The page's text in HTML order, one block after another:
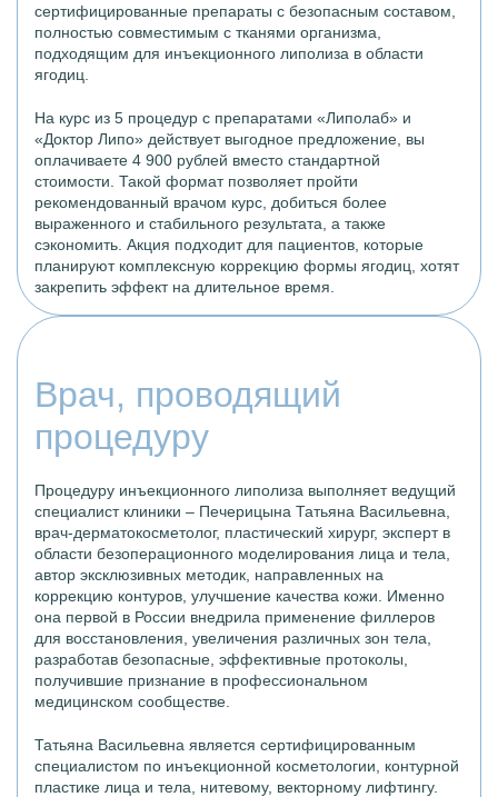
сертифицированные препараты с безопасным составом,
полностью совместимым с тканями организма,
подходящим для инъекционного липолиза в области
ягодиц.
На курс из 5 процедур с препаратами «Липолаб» и
«Доктор Липо» действует выгодное предложение, вы
оплачиваете 4 900 рублей вместо стандартной
стоимости. Такой формат позволяет пройти
рекомендованный врачом курс, добиться более
выраженного и стабильного результата, а также
сэкономить. Акция подходит для пациентов, которые
планируют комплексную коррекцию формы ягодиц, хотят
закрепить эффект на длительное время.
Врач, проводящий
процедуру
Процедуру инъекционного липолиза выполняет ведущий
специалист клиники – Печерицына Татьяна Васильевна,
врач-дерматокосметолог, пластический хирург, эксперт в
области безоперационного моделирования лица и тела,
автор эксклюзивных методик, направленных на
коррекцию контуров, улучшение качества кожи. Именно
она первой в России внедрила применение филлеров
для восстановления, увеличения различных зон тела,
разработав безопасные, эффективные протоколы,
получившие признание в профессиональном
медицинском сообществе.
Татьяна Васильевна является сертифицированным
специалистом по инъекционной косметологии, контурной
пластике лица и тела, нитевому, векторному лифтингу.